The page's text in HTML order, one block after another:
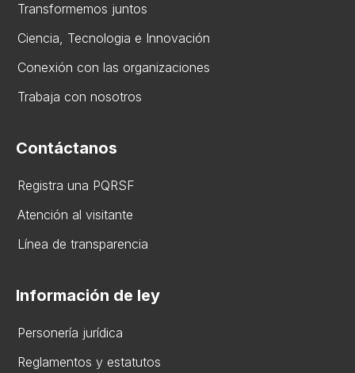
Transformemos juntos
Ciencia, Tecnologia e Innovación
Conexión con las organizaciones
Trabaja con nosotros
Contáctanos
Registra una PQRSF
Atención al visitante
Línea de transparencia
Información de ley
Personería jurídica
Reglamentos y estatutos